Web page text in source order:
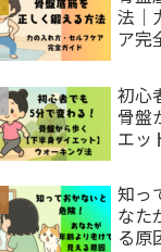
法｜
ア完
初心
骨盤
エッ
知っ
なた
る原